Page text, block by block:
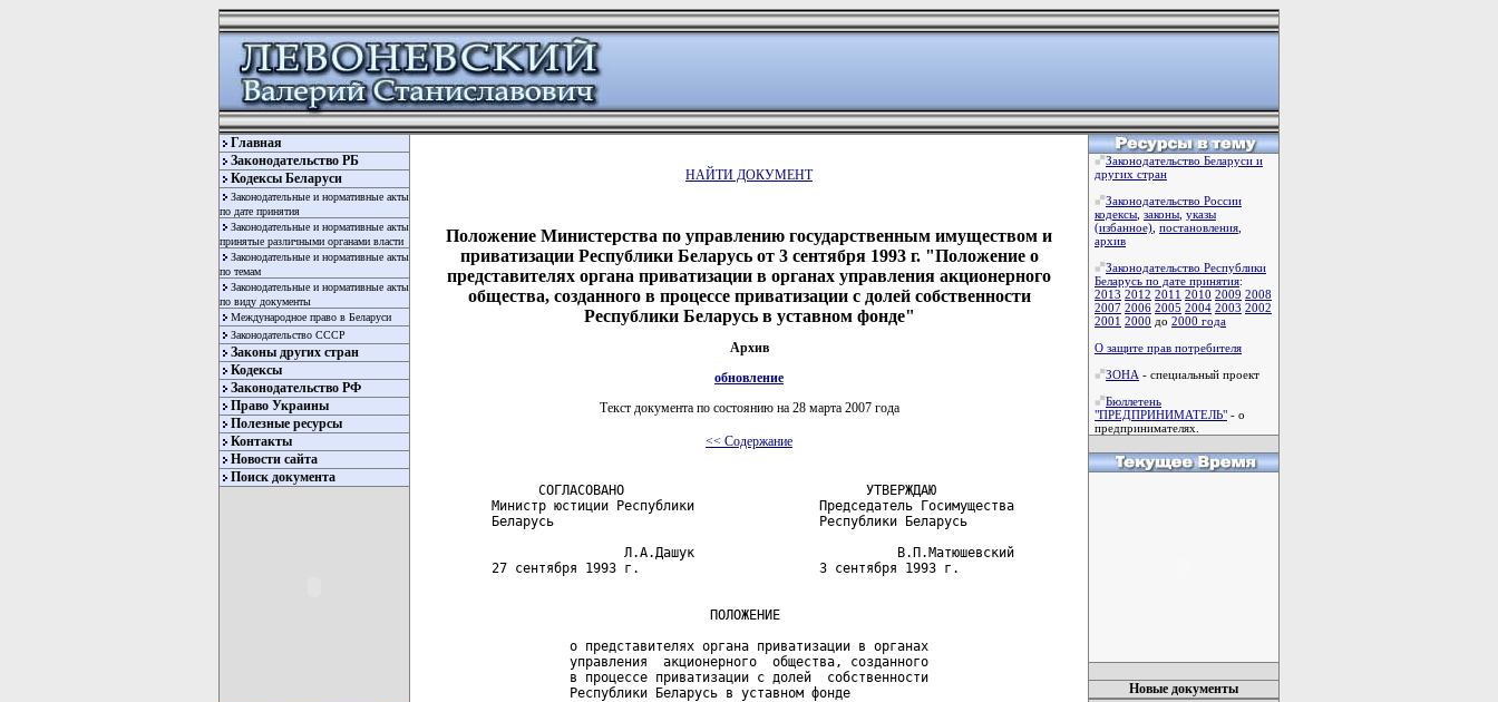
Главная
Законодательство РБ
Кодексы Беларуси
Законодательные и нормативные акты
по дате принятия
Законодательные и нормативные акты
принятые различными органами власти
Законодательные и нормативные акты
по темам
Законодательные и нормативные акты
по виду документы
Международное право в Беларуси
Законодательство СССР
Законы других стран
Кодексы
Законодательство РФ
Право Украины
Полезные ресурсы
Контакты
Новости сайта
Поиск документа
НАЙТИ ДОКУМЕНТ
Положение Министерства по управлению государственным имуществом и
приватизации Республики Беларусь от 3 сентября 1993 г. "Положение о
представителях органа приватизации в органах управления акционерного
общества, созданного в процессе приватизации с долей собственности
Республики Беларусь в уставном фонде"
Архив
обновление
Текст документа по состоянию на 28 марта 2007 года
<< Содержание
       СОГЛАСОВАНО                               УТВЕРЖДАЮ
Министр юстиции Республики                Председатель Госимущества
Беларусь                                  Республики Беларусь
                  Л.А.Дашук                          В.П.Матюшевский
27 сентября 1993 г.                       3 сентября 1993 г.
                             ПОЛОЖЕНИЕ
           о представителях органа приватизации в органах
           управления  акционерного  общества, созданного
           в процессе приватизации с долей  собственности
           Республики Беларусь в уставном фонде
Законодательство Беларуси и
других стран
Законодательство России
кодексы законы указы
(избанное) постановления
архив
Законодательство Республики
Беларусь по дате принятия:
2013 2012 2011 2010 2009 2008
2007 2006 2005 2004 2003 2002
2001 2000 до 2000 года
О защите прав потребителя
ЗОНА - специальный проект
Бюллетень
"ПРЕДПРИНИМАТЕЛЬ" - о
предпринимателях.
Новые документы